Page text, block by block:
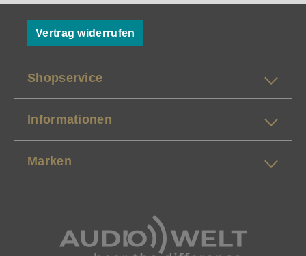
Vertrag widerrufen
Shopservice
Informationen
Marken